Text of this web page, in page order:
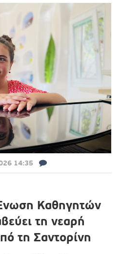
14:35
Καθηγητών
τη νεαρή
τη Σαντορίνη